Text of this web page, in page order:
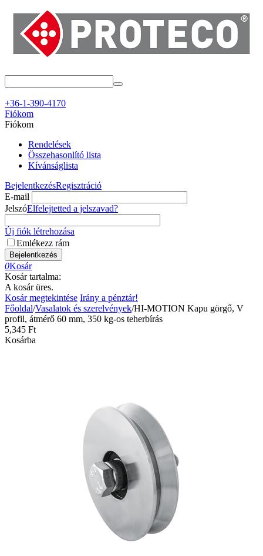
+36-1-390-4170
Fiókom
Fiókom
Rendelések
Összehasonlító lista
Kívánságlista
BejelentkezésRegisztráció
E-mail
JelszóElfelejtetted a jelszavad?
Új fiók létrehozása
Emlékezz rám
Bejelentkezés
0Kosár
Kosár tartalma:
A kosár üres.
Kosár megtekintése Irány a pénztár!
Főoldal/Vasalatok és szerelvények/HI-MOTION Kapu görgő, V
profil, átmérő 60 mm, 350 kg-os teherbírás
5,345 Ft
Kosárba